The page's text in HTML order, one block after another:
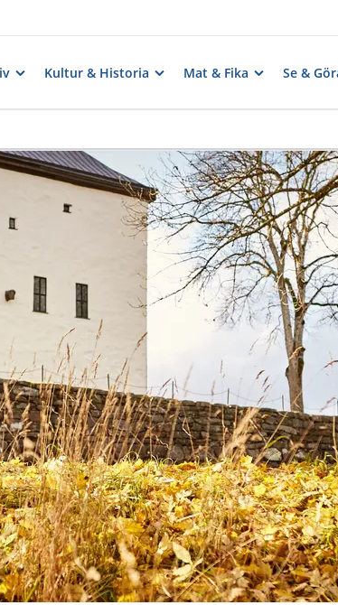
Kultur & Historia Mat & Fika Se &